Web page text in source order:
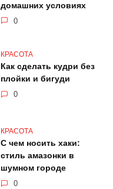
домашних условиях
0
КРАСОТА
Как сделать кудри без
плойки и бигуди
0
КРАСОТА
С чем носить хаки:
стиль амазонки в
шумном городе
0